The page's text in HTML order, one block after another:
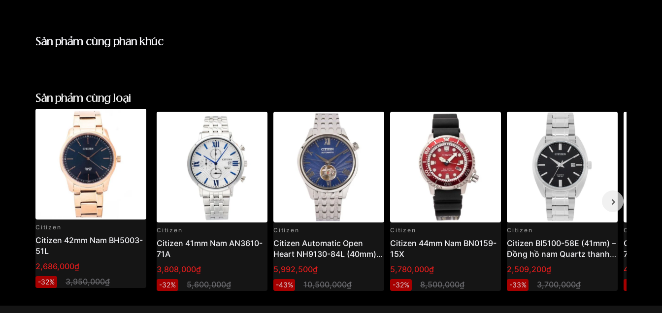
Sản phẩm cùng phân khúc
Sản phẩm cùng loại
Citizen
Citizen 42mm Nam BH5003-
51L
2,686,000₫
-32% 3,950,000₫
Citizen
Citizen 41mm Nam AN3610-
71A
3,808,000₫
-32% 5,600,000₫
Citizen
Citizen Automatic Open
Heart NH9130-84L (40mm) –
Đồng hồ nam cơ hở tim, mặt
xanh sang trọng
5,992,500₫
-43% 10,500,000₫
Citizen
Citizen 44mm Nam BN0159-
15X
5,780,000₫
-32% 8,500,000₫
Citizen
Citizen BI5100-58E (41mm) –
Đồng hồ nam Quartz thanh
lịch, thiết kế cổ điển dễ đeo
2,509,200₫
-33% 3,700,000₫
Citizen
Citizen
75L